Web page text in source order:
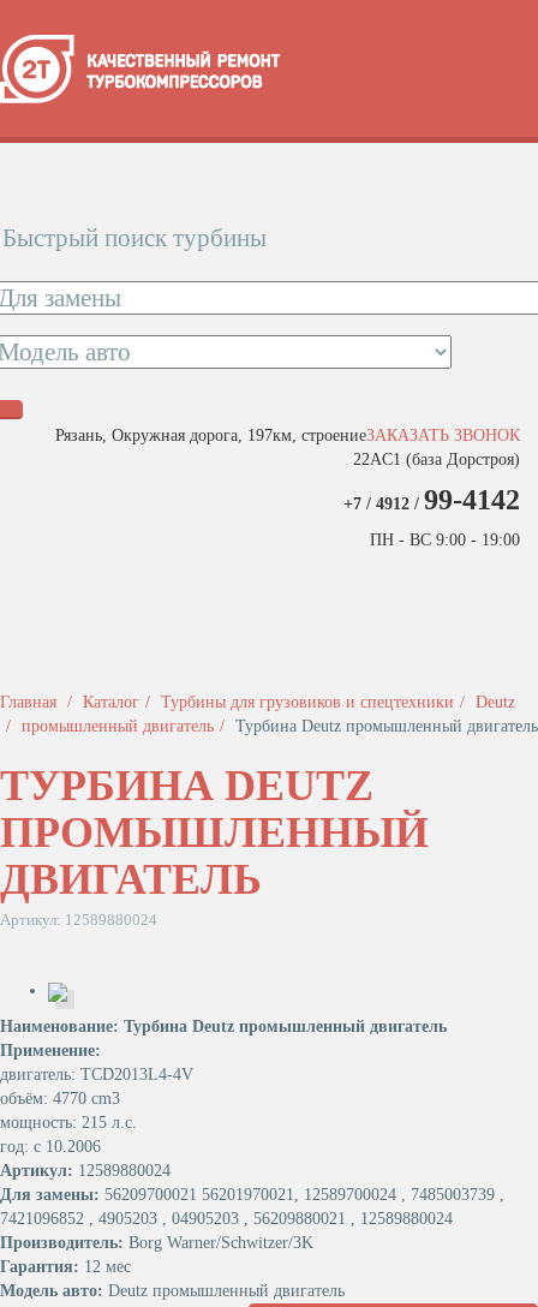
Быстрый поиск турбины
ЗАКАЗАТЬ ЗВОНОК
Рязань, Окружная дорога, 197км, строение
22АC1 (база Дорстроя)
+7 / 4912 / 99-4142
ПН - ВС 9:00 - 19:00
Главная Каталог Турбины для грузовиков и спецтехники
Deutz
промышленный двигатель
Турбина Deutz промышленный двигатель
ТУРБИНА DEUTZ
ПРОМЫШЛЕННЫЙ
ДВИГАТЕЛЬ
Артикул: 12589880024
Наименование: Турбина Deutz промышленный двигатель
Применение:
двигатель: TCD2013L4-4V
объём: 4770 cm3
мощность: 215 л.с.
год: с 10.2006
Артикул: 12589880024
Для замены: 56209700021 56201970021, 12589700024 , 7485003739 ,
7421096852 , 4905203 , 04905203 , 56209880021 , 12589880024
Производитель: Borg Warner/Schwitzer/3K
Гарантия: 12 мес
Модель авто: Deutz промышленный двигатель